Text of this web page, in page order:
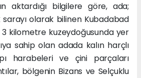
aktardığı bilgilere göre, ada;
sarayı olarak bilinen Kubadabad
3 kilometre kuzeydoğusunda yer
sahip olan adada kalın harçlı
harabeleri ve çini parçaları
bölgenin Bizans ve Selçuklu